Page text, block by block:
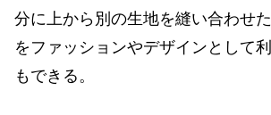
分に上から別の生地を縫い合わせ
をファッションやデザインとして
もできる。